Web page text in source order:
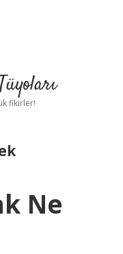
fikirler!
Ne